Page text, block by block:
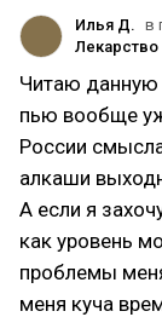
Илья Д. в
Читаю данную
пью вообще
России
алкаши
А если я
как уровень
проблемы
меня куча